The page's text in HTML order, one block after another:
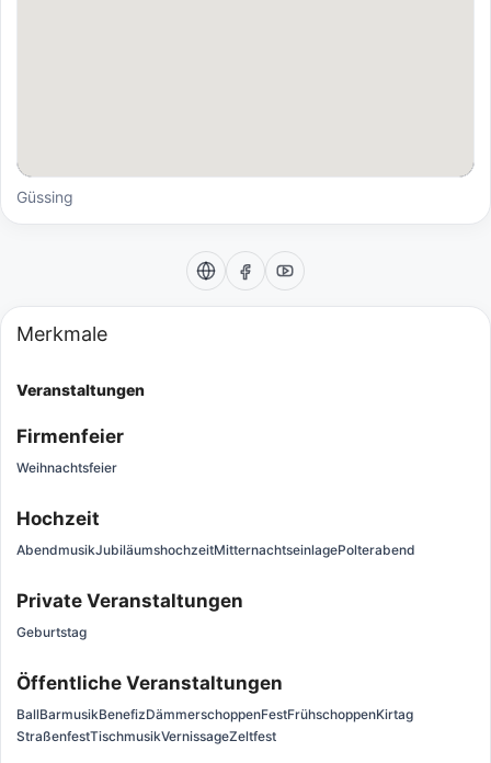
Güssing
Merkmale
Veranstaltungen
Firmenfeier
Weihnachtsfeier
Hochzeit
AbendmusikJubiläumshochzeitMitternachtseinlagePolterabend
Private Veranstaltungen
Geburtstag
Öffentliche Veranstaltungen
BallBarmusikBenefizDämmerschoppenFestFrühschoppenKirtag
StraßenfestTischmusikVernissageZeltfest